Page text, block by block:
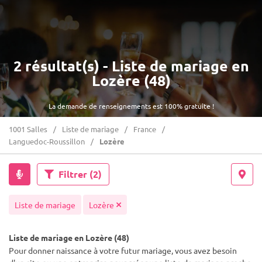
La demande de renseignements est 100% gratuite !
2 résultat(s) - Liste de mariage en
Lozère (48)
1001 Salles Liste de mariage
France
Languedoc-Roussillon
Lozère
Filtrer (2)
Liste de mariage Lozère
Liste de mariage en Lozère (48)
Pour donner naissance à votre futur mariage, vous avez besoin